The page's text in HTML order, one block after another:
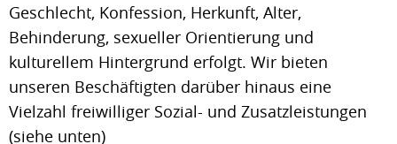
Geschlecht, Konfession, Herkunft, Alter,
Behinderung, sexueller Orientierung und
kulturellem Hintergrund erfolgt. Wir bieten
unseren Beschäftigten darüber hinaus eine
Vielzahl freiwilliger Sozial- und Zusatzleistungen
(siehe unten)